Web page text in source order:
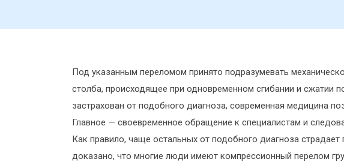
Под указанным переломом принято подразумевать
столба, происходящее при одновременном сгибании и сжатии
застрахован от подобного диагноза, современная медицина
Главное — своевременное обращение к специалистам и
Как правило, чаще остальных от подобного диагноза
доказано, что многие люди имеют компрессионный перелом